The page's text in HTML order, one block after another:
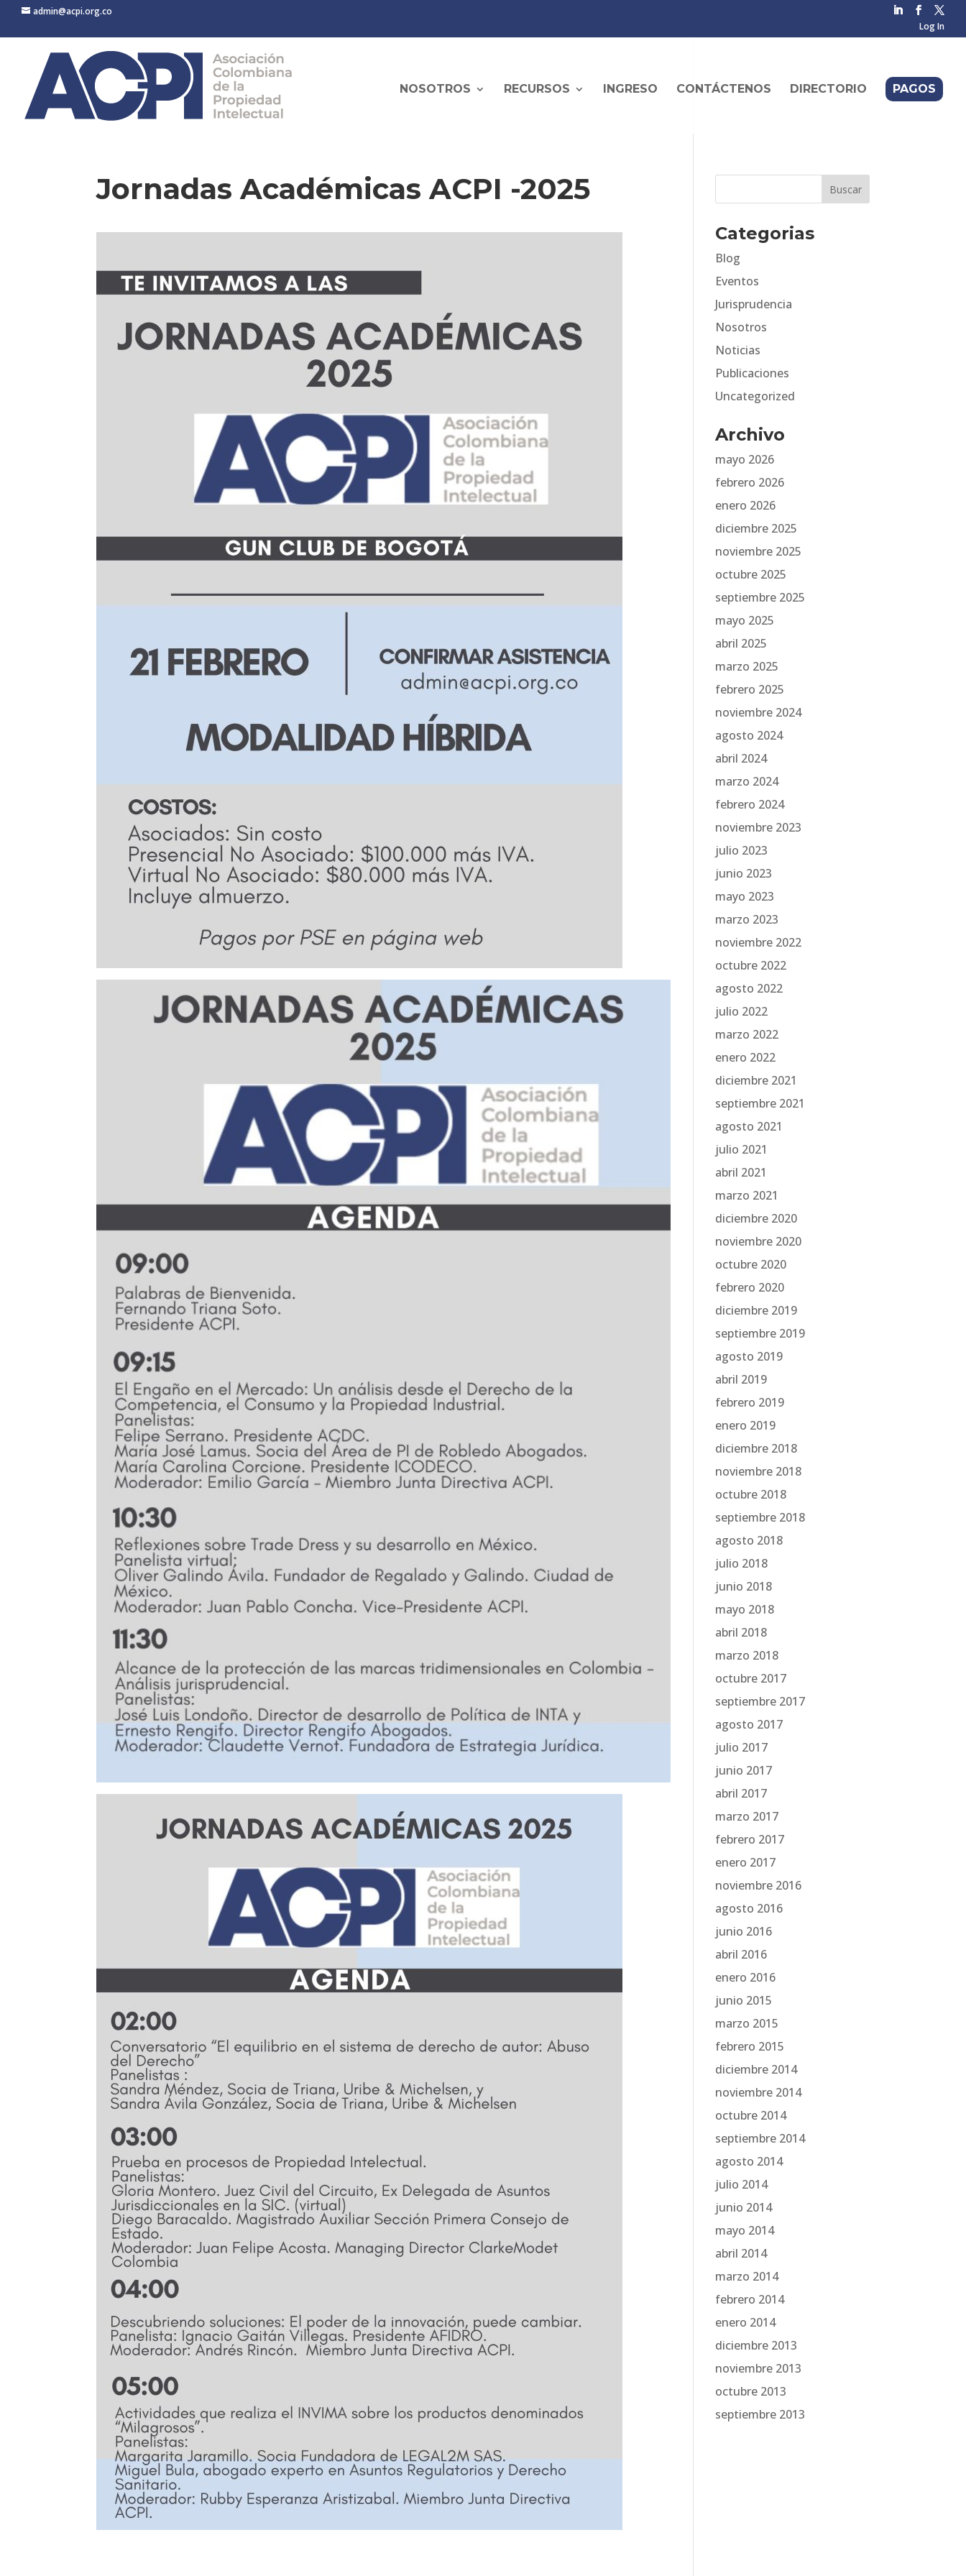
admin@acpi.org.co
Log In
NOSOTROS RECURSOS INGRESO CONTÁCTENOS DIRECTORIO PAGOS
Jornadas Académicas ACPI -2025
Categorias
Blog
Eventos
Jurisprudencia
Nosotros
Noticias
Publicaciones
Uncategorized
Archivo
mayo 2026
febrero 2026
enero 2026
diciembre 2025
noviembre 2025
octubre 2025
septiembre 2025
mayo 2025
abril 2025
marzo 2025
febrero 2025
noviembre 2024
agosto 2024
abril 2024
marzo 2024
febrero 2024
noviembre 2023
julio 2023
junio 2023
mayo 2023
marzo 2023
noviembre 2022
octubre 2022
agosto 2022
julio 2022
marzo 2022
enero 2022
diciembre 2021
septiembre 2021
agosto 2021
julio 2021
abril 2021
marzo 2021
diciembre 2020
noviembre 2020
octubre 2020
febrero 2020
diciembre 2019
septiembre 2019
agosto 2019
abril 2019
febrero 2019
enero 2019
diciembre 2018
noviembre 2018
octubre 2018
septiembre 2018
agosto 2018
julio 2018
junio 2018
mayo 2018
abril 2018
marzo 2018
octubre 2017
septiembre 2017
agosto 2017
julio 2017
junio 2017
abril 2017
marzo 2017
febrero 2017
enero 2017
noviembre 2016
agosto 2016
junio 2016
abril 2016
enero 2016
junio 2015
marzo 2015
febrero 2015
diciembre 2014
noviembre 2014
octubre 2014
septiembre 2014
agosto 2014
julio 2014
junio 2014
mayo 2014
abril 2014
marzo 2014
febrero 2014
enero 2014
diciembre 2013
noviembre 2013
octubre 2013
septiembre 2013